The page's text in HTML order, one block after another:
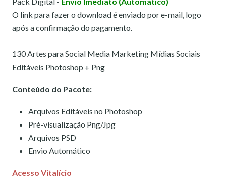
O link para fazer o download é enviado por e-mail, logo
após a confirmação do pagamento.
130 Artes para Social Media Marketing Mídias Sociais
Editáveis Photoshop + Png
Conteúdo do Pacote:
Arquivos Editáveis no Photoshop
Pré-visualização Png/Jpg
Arquivos PSD
Envio Automático
Acesso Vitalício